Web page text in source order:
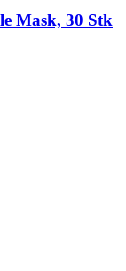
Mask, 30 Stk